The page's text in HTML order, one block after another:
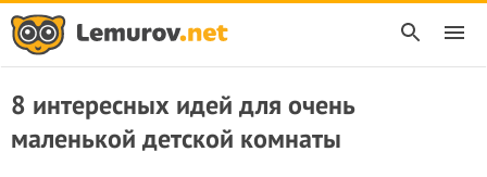
8 интересных идей для очень
маленькой детской комнаты